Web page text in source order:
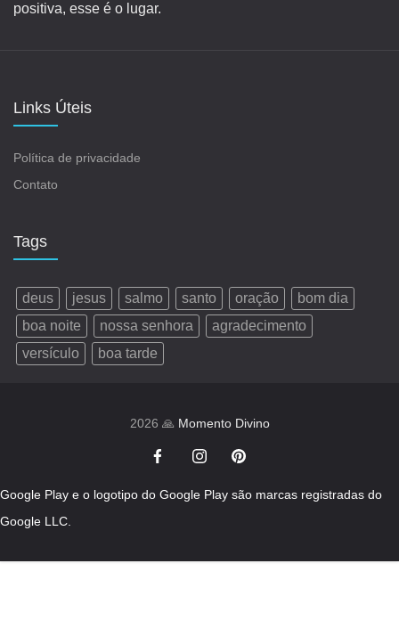
positiva, esse é o lugar.
Links Úteis
Política de privacidade
Contato
Tags
deus jesus salmo santo oração
bom dia
boa noite
nossa senhora
agradecimento
versículo
boa tarde
2026 🙏 Momento Divino
Google Play e o logotipo do Google Play são marcas registradas do
Google LLC.